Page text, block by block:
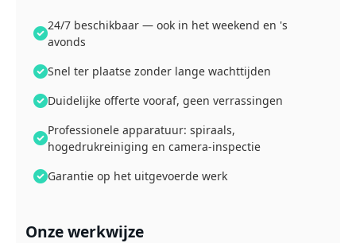
24/7 beschikbaar — ook in het weekend en 's
avonds
Snel ter plaatse zonder lange wachttijden
Duidelijke offerte vooraf, geen verrassingen
Professionele apparatuur: spiraals,
hogedrukreiniging en camera-inspectie
Garantie op het uitgevoerde werk
Onze werkwijze